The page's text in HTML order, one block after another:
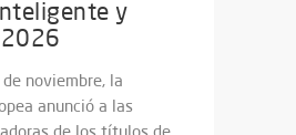
y
noviembre, la
anunció a las